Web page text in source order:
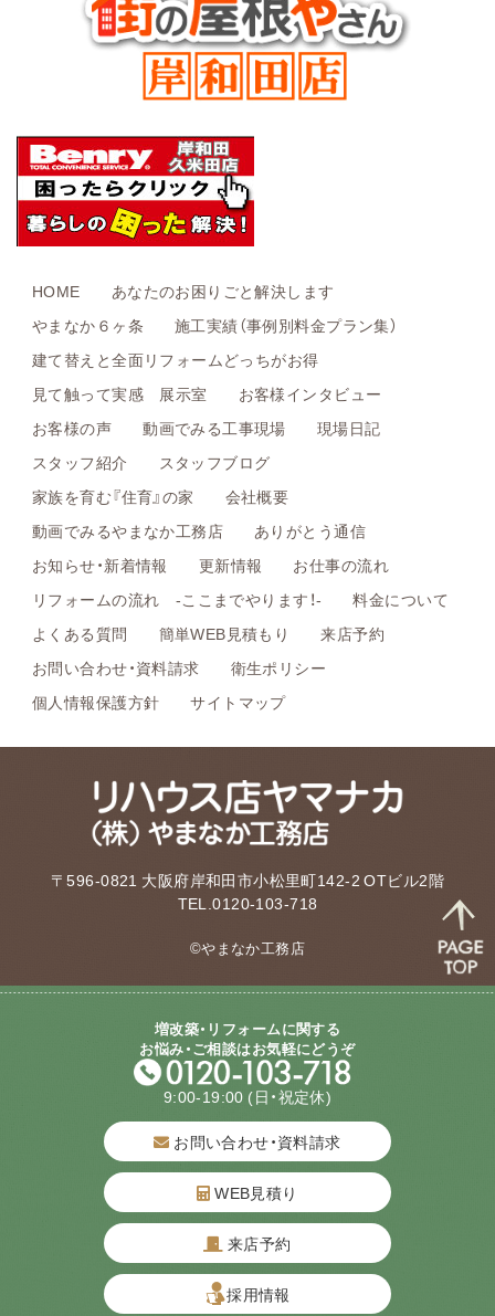
HOME
あなたのお困りごと解決します
やまなか６ヶ条
施工実績（事例別料金プラン集）
建て替えと全面リフォームどっちがお得
見て触って実感 展示室
お客様インタビュー
お客様の声
動画でみる工事現場
現場日記
スタッフ紹介
スタッフブログ
家族を育む『住育』の家
会社概要
動画でみるやまなか工務店
ありがとう通信
お知らせ・新着情報
更新情報
お仕事の流れ
リフォームの流れ -ここまでやります！-
料金について
よくある質問
簡単WEB見積もり
来店予約
お問い合わせ・資料請求
衛生ポリシー
個人情報保護方針
サイトマップ
〒596-0821 大阪府岸和田市小松里町142-2 OTビル2階
TEL.0120-103-718
©やまなか工務店
増改築・リフォームに関する
お悩み・ご相談はお気軽にどうぞ
9:00-19:00 (日・祝定休)
お問い合わせ・資料請求
WEB見積り
来店予約
採用情報